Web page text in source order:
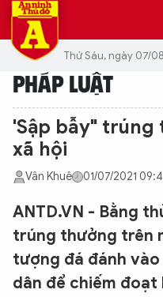
Thứ Sáu, ngày 07/
PHÁP LUẬT
'Sập bẫy"
xã hội
Vân Khuê 01/07/2021
ANTD.VN - Bằng
trúng thưởng trên
tượng đá đánh
dân để chiếm